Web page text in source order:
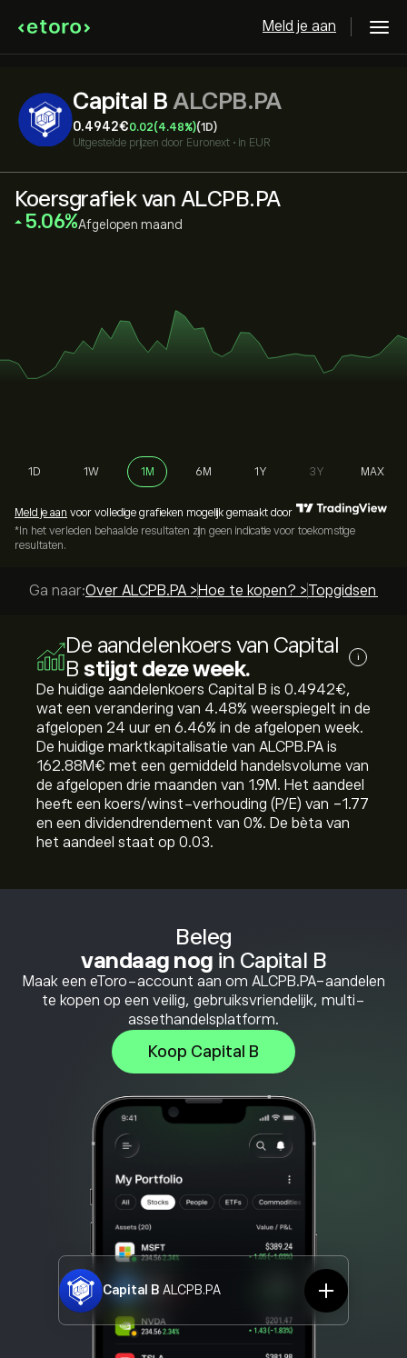
Meld je aan
Capital B ALCPB.PA
0.4942‎€‎0.02(4.48%)(1D)
Uitgestelde prijzen door Euronext • in EUR
Beleg
vandaag nog in Capital B
Maak een eToro-account aan om ALCPB.PA-aandelen
te kopen op een veilig, gebruiksvriendelijk, multi-
assethandelsplatform.
Koop Capital B
Capital B ALCPB.PA
Koersgrafiek van ALCPB.PA
‎5.06‎ Afgelopen maand
1D 1W 1M 6M 1Y 3Y MAX
Meld je aan voor volledige grafieken mogelijk gemaakt door
*In het verleden behaalde resultaten zijn geen indicatie voor toekomstige
resultaten.
Ga naar:Over ALCPB.PA > Hoe te kopen? >Topgidsen >
De aandelenkoers van Capital
B stijgt deze week. i
De huidige aandelenkoers Capital B is 0.4942‎€‎,
wat een verandering van ‎4.48‎% weerspiegelt in de
afgelopen 24 uur en ‎6.46‎% in de afgelopen week.
De huidige marktkapitalisatie van ALCPB.PA is
162.88M‎€‎ met een gemiddeld handelsvolume van
de afgelopen drie maanden van 1.9M. Het aandeel
heeft een koers/winst-verhouding (P/E) van -1.77
en een dividendrendement van 0%. De bèta van
het aandeel staat op 0.03.